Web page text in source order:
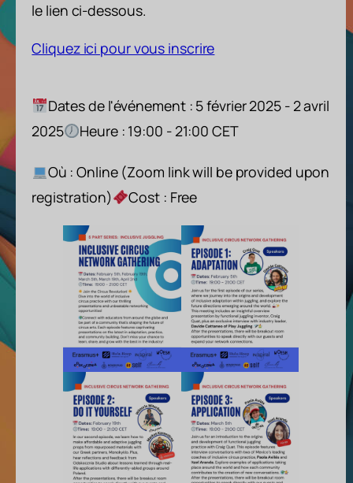
le lien ci-dessous.
Cliquez ici pour vous inscrire
Dates de l'événement : 5 février 2025 - 2 avril
2025
Heure : 19:00 - 21:00 CET
Où : Online (Zoom link will be provided upon
registration)
Cost : Free